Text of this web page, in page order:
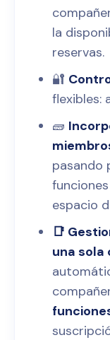
la
reservas.
🔐
flexibles:
🧱
pasando
espacio
📑
una sola